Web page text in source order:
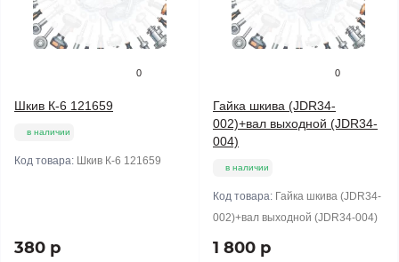
0
Шкив К-6 121659
в наличии
Код товара: Шкив К-6 121659
380 р
0
Гайка шкива (JDR34-
002)+вал выходной (JDR34-
004)
в наличии
Код товара: Гайка шкива (JDR34-
002)+вал выходной (JDR34-004)
1 800 р